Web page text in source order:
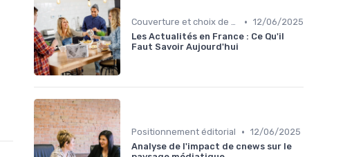
Couverture et choix de sujets • 12/06/2025
Les Actualités en France : Ce Qu'il
Faut Savoir Aujourd'hui
Positionnement éditorial • 12/06/2025
Analyse de l'impact de cnews sur le